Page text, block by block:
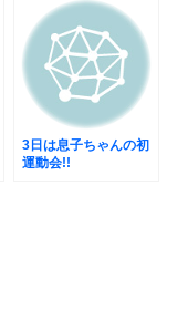
3日は息子ちゃんの初
運動会!!